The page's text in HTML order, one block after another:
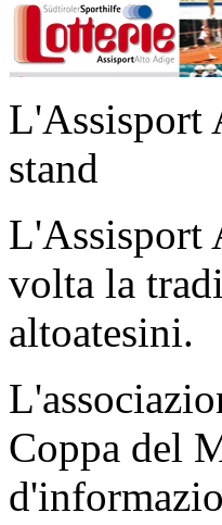
L'Assisport
stand
L'Assisport
volta la
altoatesini.
Coppa del